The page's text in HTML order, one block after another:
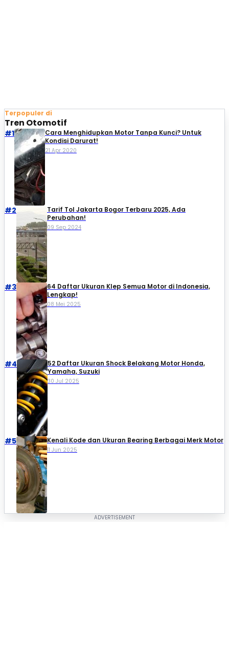
Terpopuler di
Tren Otomotif
#1
Cara Menghidupkan Motor Tanpa Kunci? Untuk
Kondisi Darurat!
21 Apr 2020
#2
Tarif Tol Jakarta Bogor Terbaru 2025, Ada
Perubahan!
09 Sep 2024
#3
64 Daftar Ukuran Klep Semua Motor di Indonesia,
Lengkap!
08 Mei 2025
#4
52 Daftar Ukuran Shock Belakang Motor Honda,
Yamaha, Suzuki​
30 Jul 2025
#5 Kenali Kode dan Ukuran Bearing Berbagai Merk Motor
11 Jun 2025